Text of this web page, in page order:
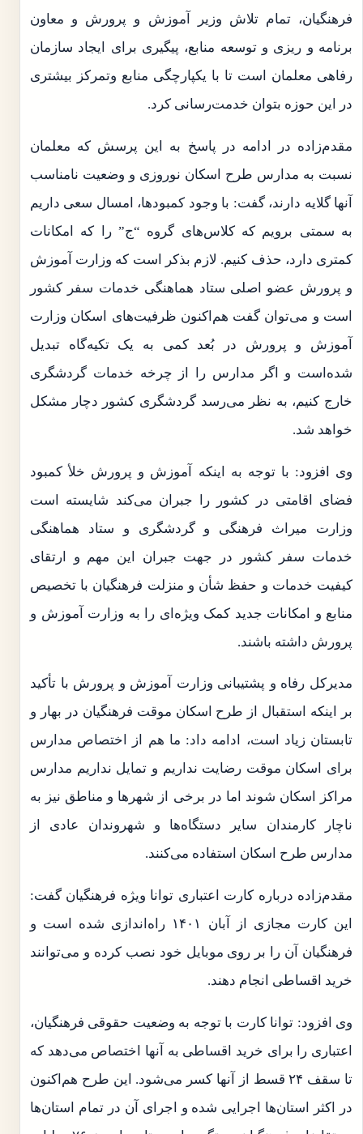
فرهنگیان، تمام تلاش وزیر آموزش و پرورش و معاون
برنامه و ریزی و توسعه منابع، پیگیری برای ایجاد سازمان
رفاهی معلمان است تا با یکپارچگی منابع وتمرکز بیشتری
در این حوزه بتوان خدمت‌رسانی کرد.
مقدم‌زاده در ادامه در پاسخ به این پرسش که معلمان
نسبت به مدارس طرح اسکان نوروزی و وضعیت نامناسب
آنها گلایه دارند، گفت: با وجود کمبودها، امسال سعی داریم
به سمتی برویم که کلاس‌های گروه “ج” را که امکانات
کمتری دارد، حذف کنیم. لازم بذکر است که وزارت آموزش
و پرورش عضو اصلی ستاد هماهنگی خدمات سفر کشور
است و می‌توان گفت هم‌اکنون ظرفیت‌های اسکان وزارت
آموزش و پرورش در بُعد کمی به یک تکیه‌گاه تبدیل
شده‌است و اگر مدارس را از چرخه خدمات گردشگری
خارج کنیم، به نظر می‌رسد گردشگری کشور دچار مشکل
خواهد شد.
وی افزود: با توجه به اینکه آموزش و پرورش خلأ کمبود
فضای اقامتی در کشور را جبران می‌کند شایسته است
وزارت میراث فرهنگی و گردشگری و ستاد هماهنگی
خدمات سفر کشور در جهت جبران این مهم و ارتقای
کیفیت خدمات و حفظ شأن و منزلت فرهنگیان با تخصیص
منابع و امکانات جدید کمک ویژه‌ای را به وزارت آموزش و
پرورش داشته باشند.
مدیرکل رفاه و پشتیبانی وزارت آموزش و پرورش با تأکید
بر اینکه استقبال از طرح اسکان موقت فرهنگیان در بهار و
تابستان زیاد است، ادامه داد: ما هم از اختصاص مدارس
برای اسکان موقت رضایت نداریم و تمایل نداریم مدارس
مراکز اسکان شوند اما در برخی از شهرها و مناطق نیز به
ناچار کارمندان سایر دستگاه‌ها و شهروندان عادی از
مدارس طرح اسکان استفاده می‌کنند.
مقدم‌زاده درباره کارت اعتباری توانا ویژه فرهنگیان گفت:
این کارت مجازی از آبان ۱۴۰۱ راه‌اندازی شده است و
فرهنگیان آن را بر روی موبایل خود نصب کرده و می‌توانند
خرید اقساطی انجام دهند.
وی افزود: توانا کارت با توجه به وضعیت حقوقی فرهنگیان،
اعتباری را برای خرید اقساطی به آنها اختصاص می‌دهد که
تا سقف ۲۴ قسط از آنها کسر می‌شود. این طرح هم‌اکنون
در اکثر استان‌ها اجرایی ‌شده و اجرای آن در تمام استان‌ها